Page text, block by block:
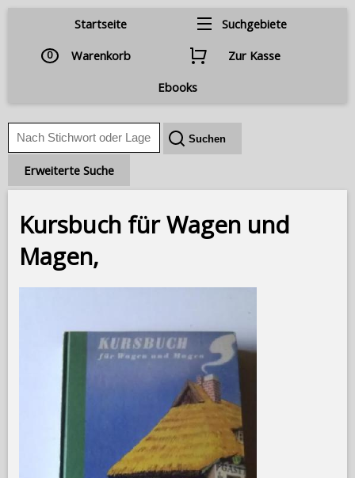
Startseite Suchgebiete
0 Warenkorb
Zur Kasse
Ebooks
Erweiterte Suche
Kursbuch für Wagen und
Magen,